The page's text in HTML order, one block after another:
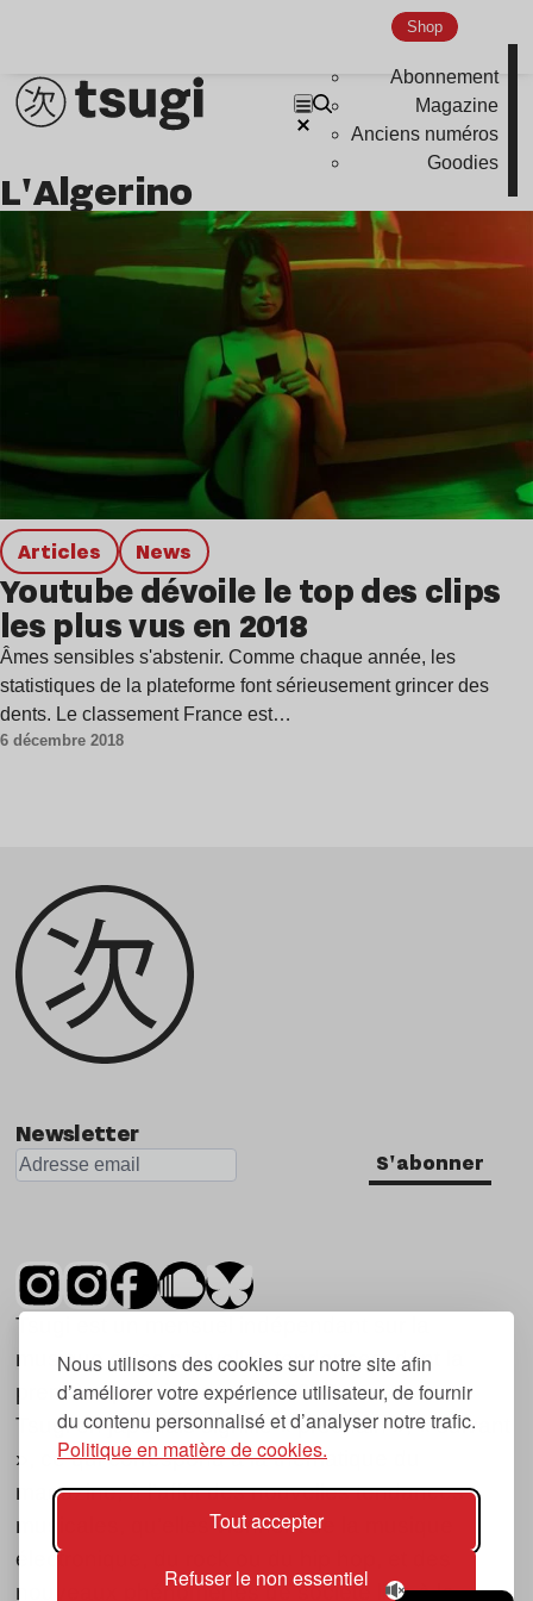
Nous utilisons des cookies sur notre site afin
d’améliorer votre expérience utilisateur, de fournir
du contenu personnalisé et d’analyser notre trafic.
Politique en matière de cookies.
Tout accepter
Refuser le non essentiel
Shop
Abonnement
Magazine
Anciens numéros
Goodies
L'Algerino
Articles news
Youtube dévoile le top des clips
les plus vus en 2018
Âmes sensibles s'abstenir. Comme chaque année, les
statistiques de la plateforme font sérieusement grincer des
dents. Le classement France est…
6 décembre 2018
Newsletter
S'abonner
Tsugi est un mensuel indépendant sur la
musique et les nouvelles tendances, dont la
première parution date de 2007.
Tsugi en japonais signifie « prochain », « suivant
», ce qui correspond à la thématique du
magazine, à l’affût des nouvelles tendances
musicales, qu’elles viennent de la musique
électronique, du rock ou du hip hop, et des
nouveaux phénomènes de société liés à la